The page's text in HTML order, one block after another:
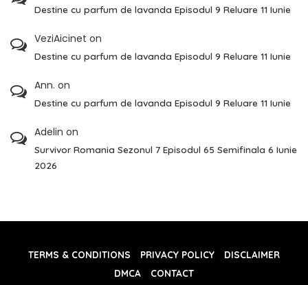
Destine cu parfum de lavanda Episodul 9 Reluare 11 Iunie
VeziAicinet on
Destine cu parfum de lavanda Episodul 9 Reluare 11 Iunie
Ann. on
Destine cu parfum de lavanda Episodul 9 Reluare 11 Iunie
Adelin on
Survivor Romania Sezonul 7 Episodul 65 Semifinala 6 Iunie
2026
TERMS & CONDITIONS PRIVACY POLICY
DISCLAIMER
DMCA
CONTACT